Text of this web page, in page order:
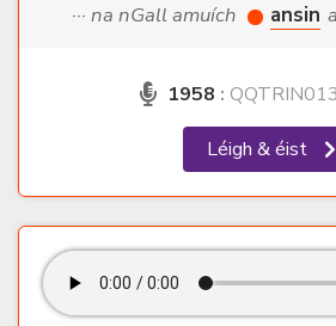
··· na nGall amuích ansin
1958 :
Léigh & éist